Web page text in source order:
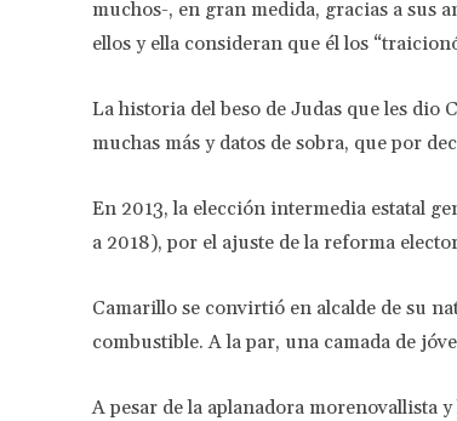
muchos-, en gran medida, gracias a sus
ellos y ella consideran que él los
La historia del beso de Judas que les dio
muchas más y datos de sobra, que por
En 2013, la elección intermedia estatal
a 2018), por el ajuste de la reforma
Camarillo se convirtió en alcalde de su
combustible. A la par, una camada de
A pesar de la aplanadora morenovallista